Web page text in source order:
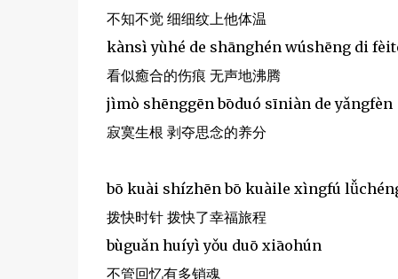
不知不觉 细细纹上他体温
kànsì yùhé de shānghén wúshēng di
看似癒合的伤痕 无声地沸腾
jìmò shēnggēn bōduó sīniàn de yǎngfèn
寂寞生根 剥夺思念的养分
bō kuài shízhēn bō kuàile xìngfú
拨快时针 拨快了幸福旅程
bùguǎn huíyì yǒu duō xiāohún
不管回忆有多销魂